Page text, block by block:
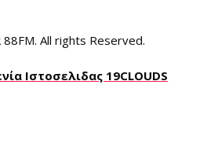
All rights Reserved.
Ιστοσελιδας 19CLOUDS